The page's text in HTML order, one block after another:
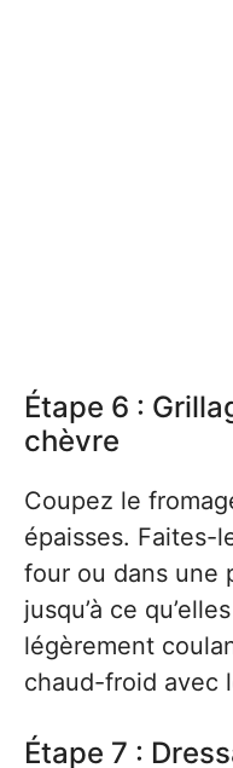
Étape 6 :
chèvre
Coupez le
épaisses. Faites-
four ou dans une
jusqu’à ce
légèrement
chaud-froid avec
Étape 7 :